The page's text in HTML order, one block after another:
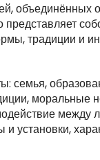
объединённых
традиции и
семья,
моральные
между
установки,